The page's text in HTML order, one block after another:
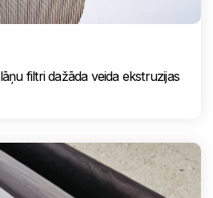
filtri dažāda veida ekstruzijas